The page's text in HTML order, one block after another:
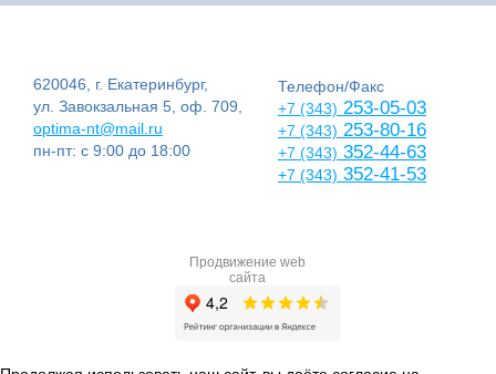
620046, г. Екатеринбург,
ул. Завокзальная 5, оф. 709,
optima-nt@mail.ru
пн-пт: с 9:00 до 18:00
Телефон/Факс
+7 (343) 253-05-03
+7 (343) 253-80-16
+7 (343) 352-44-63
+7 (343) 352-41-53
Продвижение web
сайта